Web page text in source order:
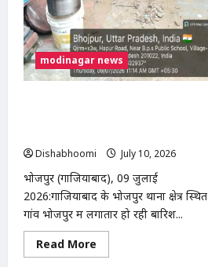
बना
खूनी
modinagar news
Dishabhoomi
July 10, 2026
भोजपुर (गाजियाबाद), 09 जुलाई
2026:गाजियाबाद के भोजपुर थाना क्षेत्र स्थित
गांव भोजपुर में लगातार हो रही बारिश...
Read More
more